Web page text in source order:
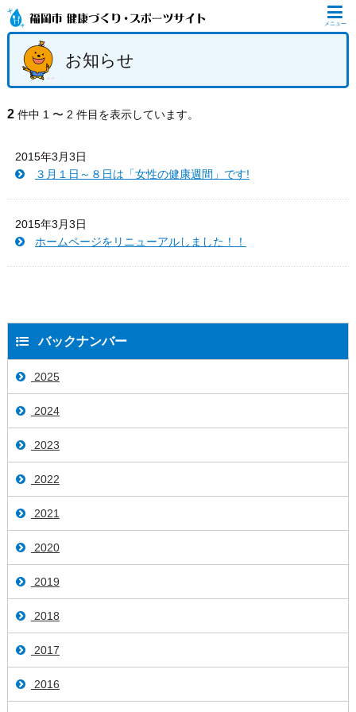
メニュー
お知らせ
2件中 1 〜 2 件目を表示しています。
2015年3月3日
３月１日～８日は「女性の健康週間」です!
2015年3月3日
ホームページをリニューアルしました！！
バックナンバー
2025
2024
2023
2022
2021
2020
2019
2018
2017
2016